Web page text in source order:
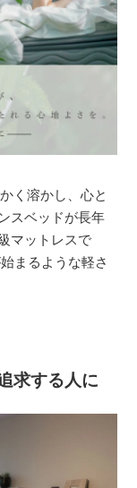
く溶かし、心と
スベッドが長年
マットレスで
まるような軽さ
求する人に